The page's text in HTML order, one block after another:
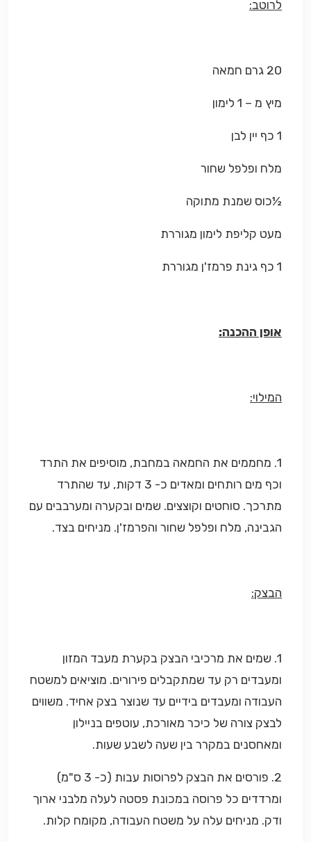
לרוטב:
20 גרם חמאה
מיץ מ – 1 לימון
1 כף יין לבן
מלח ופלפל שחור
½כוס שמנת מתוקה
מעט קליפת לימון מגוררת
1 כף גינת פרמז'ן מגוררת
אופן ההכנה:
המילוי:
1. מחממים את החמאה במחבת, מוסיפים את התרד
וכף מים רותחים ומאדים כ- 3 דקות, עד שהתרד
מתרכך. סוחטים וקוצצים. שמים ובקערה ומערבבים עם
הגבינה, מלח ופלפל שחור והפרמז'ן. מניחים בצד.
הבצק:
1. שמים את מרכיבי הבצק בקערת מעבד המזון
ומעבדים רק עד שמתקבלים פירורים. מוציאים למשטח
העבודה ומעבדים בידיים עד שנוצר בצק אחיד. משווים
לבצק צורה של כיכר מאורכת, עוטפים בניילון
ומאחסנים במקרר בין שעה לשבע שעות.
2. פורסים את הבצק לפרוסות עבות (כ- 3 ס"מ)
ומרדדים כל פרוסה במכונת פסטה לעלה מלבני ארוך
ודק. מניחים עלה על משטח העבודה, מקומח קלות.